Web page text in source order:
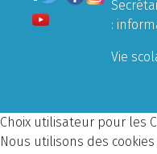
:
Vie
Choix utilisateur pour les
Nous utilisons des